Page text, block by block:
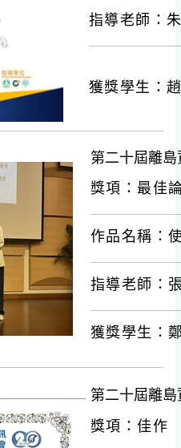
指導老師：
獲獎學生
第二十屆離
獎項：最佳
作品名稱：
指導老師：
獲獎學
第二十屆離
獎項：佳作